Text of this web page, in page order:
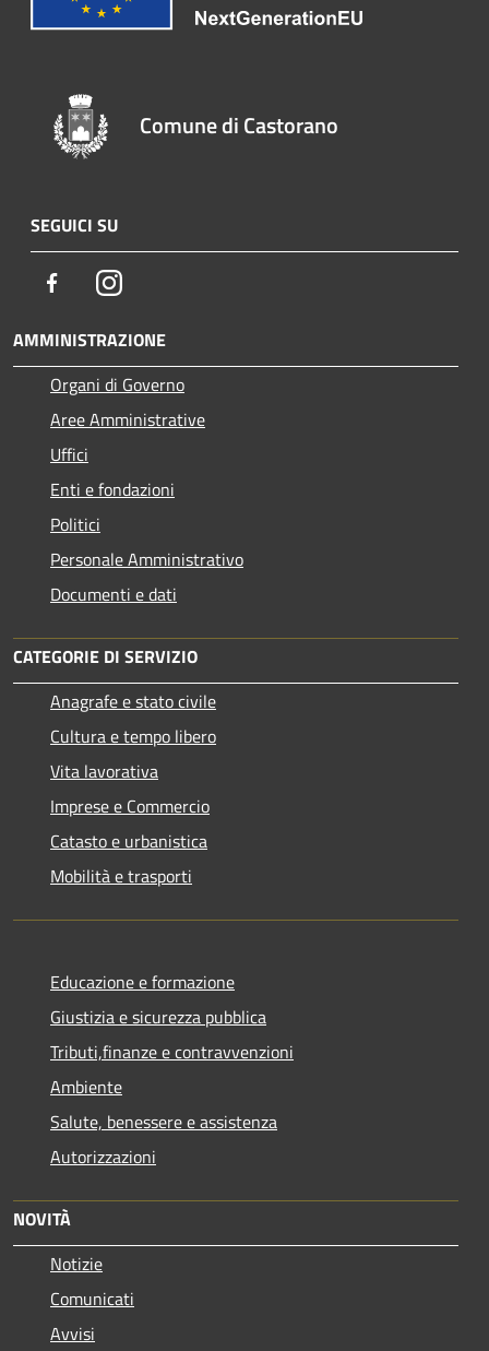
Comune di Castorano
SEGUICI SU
FacebookInstagram
AMMINISTRAZIONE
Organi di Governo
Aree Amministrative
Uffici
Enti e fondazioni
Politici
Personale Amministrativo
Documenti e dati
CATEGORIE DI SERVIZIO
Anagrafe e stato civile
Cultura e tempo libero
Vita lavorativa
Imprese e Commercio
Catasto e urbanistica
Mobilità e trasporti
Educazione e formazione
Giustizia e sicurezza pubblica
Tributi,finanze e contravvenzioni
Ambiente
Salute, benessere e assistenza
Autorizzazioni
NOVITÀ
Notizie
Comunicati
Avvisi